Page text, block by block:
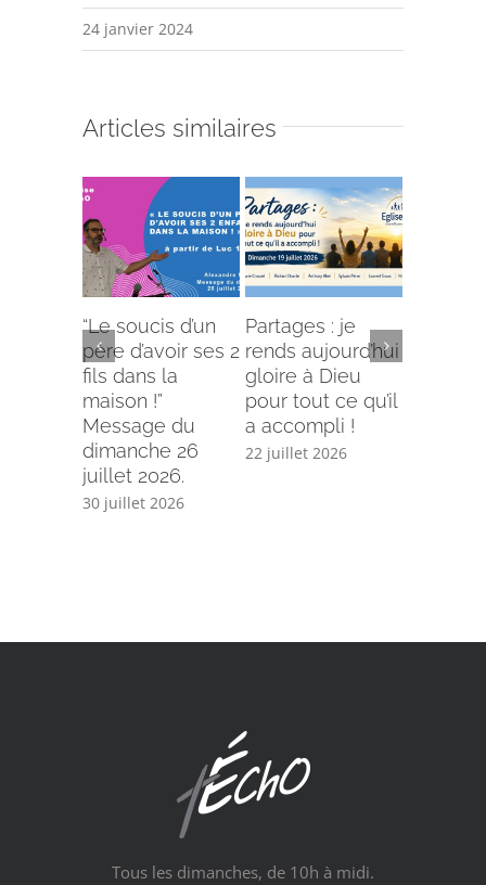
24 janvier 2024
Articles similaires
“Le soucis d’un
père d’avoir ses 2
fils dans la
maison !”
Message du
dimanche 26
juillet 2026.
30 juillet 2026
Partages : je
rends aujourd’hui
gloire à Dieu
pour tout ce qu’il
a accompli !
22 juillet 2026
Tous les dimanches, de 10h à midi.